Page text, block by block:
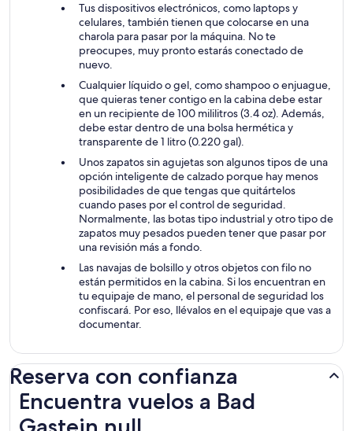
Tus dispositivos electrónicos, como laptops y
celulares, también tienen que colocarse en una
charola para pasar por la máquina. No te
preocupes, muy pronto estarás conectado de
nuevo.
Cualquier líquido o gel, como shampoo o enjuague,
que quieras tener contigo en la cabina debe estar
en un recipiente de 100 mililitros (3.4 oz). Además,
debe estar dentro de una bolsa hermética y
transparente de 1 litro (0.220 gal).
Unos zapatos sin agujetas son algunos tipos de una
opción inteligente de calzado porque hay menos
posibilidades de que tengas que quitártelos
cuando pases por el control de seguridad.
Normalmente, las botas tipo industrial y otro tipo de
zapatos muy pesados pueden tener que pasar por
una revisión más a fondo.
Las navajas de bolsillo y otros objetos con filo no
están permitidos en la cabina. Si los encuentran en
tu equipaje de mano, el personal de seguridad los
confiscará. Por eso, llévalos en el equipaje que vas a
documentar.
Reserva con confianza
Encuentra vuelos a Bad
Encuentra vuelos a Bad Gastein null